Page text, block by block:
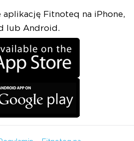
aplikację Fitnoteq na iPhone,
lub Android.